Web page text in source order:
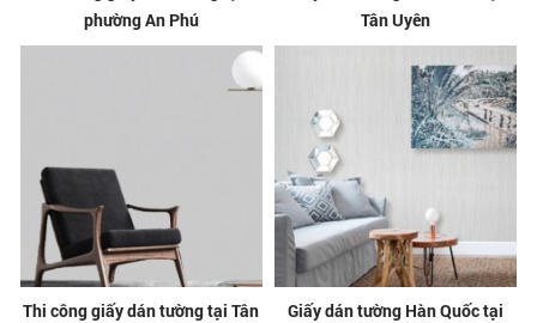
phường An Phú
Tân Uyên
Thi công giấy dán tường tại Tân
Giấy dán tường Hàn Quốc tại